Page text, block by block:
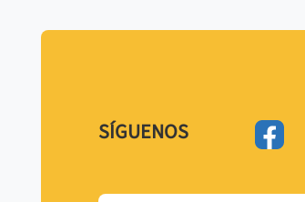
SÍGUENOS